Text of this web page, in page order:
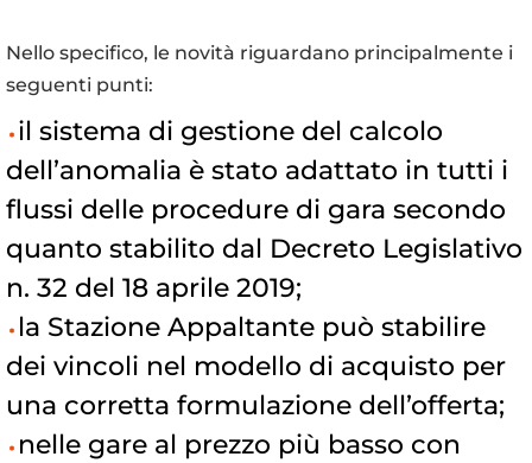
Nello specifico, le novità riguardano principalmente i
seguenti punti:
il sistema di gestione del calcolo
dell’anomalia è stato adattato in tutti i
flussi delle procedure di gara secondo
quanto stabilito dal Decreto Legislativo
n. 32 del 18 aprile 2019;
la Stazione Appaltante può stabilire
dei vincoli nel modello di acquisto per
una corretta formulazione dell’offerta;
nelle gare al prezzo più basso con